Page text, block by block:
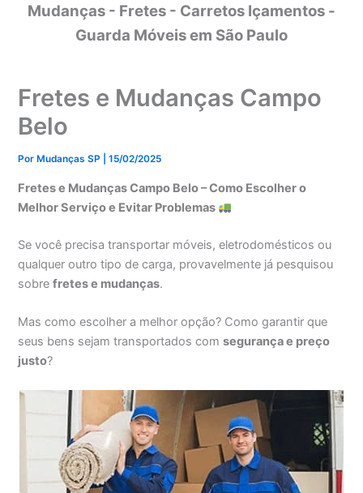
Mudanças - Fretes - Carretos Içamentos -
Guarda Móveis em São Paulo
Fretes e Mudanças Campo
Belo
Por Mudanças SP |15/02/2025
Fretes e Mudanças Campo Belo – Como Escolher o
Melhor Serviço e Evitar Problemas
Se você precisa transportar móveis, eletrodomésticos ou
qualquer outro tipo de carga, provavelmente já pesquisou
sobrefretes e mudanças.
Mas como escolher a melhor opção? Como garantir que
seus bens sejam transportados comsegurança e preço
justo?